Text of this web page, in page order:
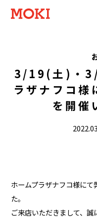
3/19(土)・
ラザナフコ様
を開催
ホームプラザナフコ様に
た。
ご来店いただきまして、誠